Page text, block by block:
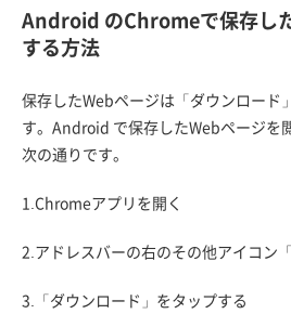
Android のChromeで保存し
する方法
保存したWebページは「ダウンロード
す。Android で保存したWebページを
次の通りです。
1.Chromeアプリを開く
2.アドレスバーの右のその他アイコン
3.「ダウンロード」をタップする